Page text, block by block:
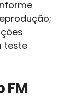
teste
FM